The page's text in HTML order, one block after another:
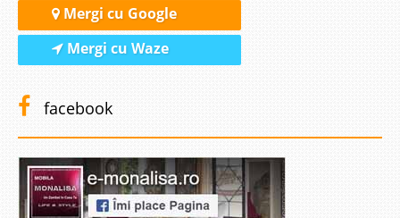
Mergi cu Google
Mergi cu Waze
facebook